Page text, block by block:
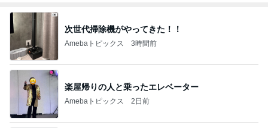
次世代掃除機がやってきた！！
Amebaトピックス 3時間前
楽屋帰りの人と乗ったエレベーター
Amebaトピックス 2日前